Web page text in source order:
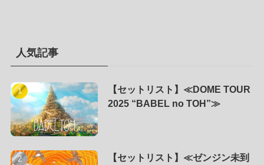
人気記事
【セットリスト】≪DOME TOUR
2025 “BABEL no TOH”≫
【セットリスト】≪ゼンジン未到